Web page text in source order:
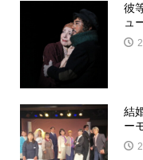
彼
ュ
結
ー